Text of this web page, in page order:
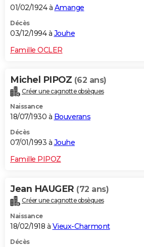
01/02/1924 à Amange
Décès
03/12/1994 à Jouhe
Famille OCLER
Michel PIPOZ (62 ans)
Créer une cagnotte obsèques
Naissance
18/07/1930 à Bouverans
Décès
07/01/1993 à Jouhe
Famille PIPOZ
Jean HAUGER (72 ans)
Créer une cagnotte obsèques
Naissance
18/02/1918 à Vieux-Charmont
Décès